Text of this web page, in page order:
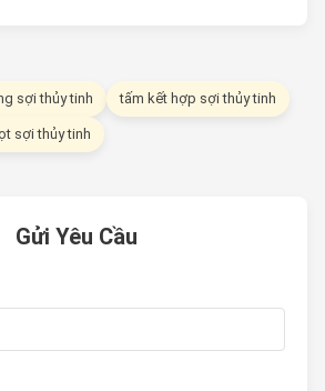
sợi thủy tinh tấm kết hợp sợi thủy tinh
sợi thủy tinh
Gửi Yêu Cầu